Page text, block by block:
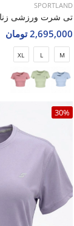
SPORTLAND
2,695,000 تومان
M
L
XL
30%